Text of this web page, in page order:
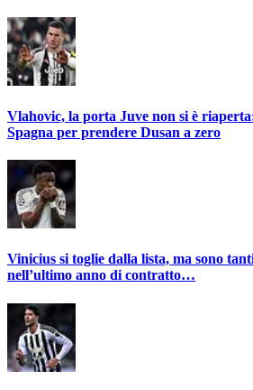
Vlahovic, la porta Juve non si è
Spagna per prendere Dusan a zero
Vinicius si toglie dalla lista, ma sono
nell’ultimo anno di contratto…